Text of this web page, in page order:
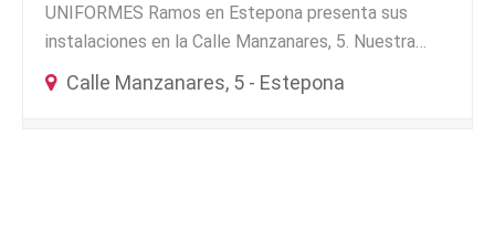
UNIFORMES Ramos en Estepona presenta sus
instalaciones en la Calle Manzanares, 5. Nuestra…
Calle Manzanares, 5 - Estepona